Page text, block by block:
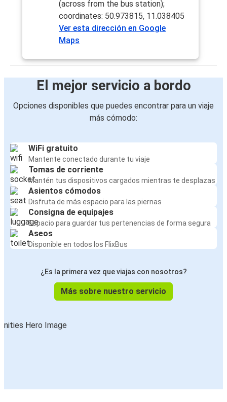
(across from the bus station);
coordinates: 50.973815, 11.038405
Ver esta dirección en Google
Maps
El mejor servicio a bordo
Opciones disponibles que puedes encontrar para un viaje
más cómodo:
WiFi gratuito
Mantente conectado durante tu viaje
Tomas de corriente
Mantén tus dispositivos cargados mientras te desplazas
Asientos cómodos
Disfruta de más espacio para las piernas
Consigna de equipajes
Espacio para guardar tus pertenencias de forma segura
Aseos
Disponible en todos los FlixBus
¿Es la primera vez que viajas con nosotros?
Más sobre nuestro servicio